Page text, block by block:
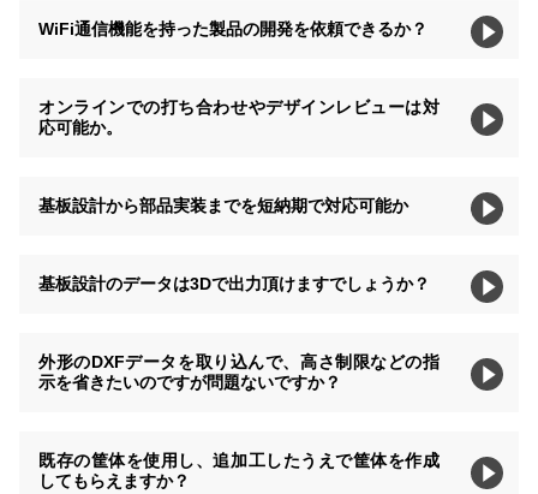
WiFi通信機能を持った製品の開発を依頼できるか？
オンラインでの打ち合わせやデザインレビューは対
応可能か。
基板設計から部品実装までを短納期で対応可能か
基板設計のデータは3Dで出力頂けますでしょうか？
外形のDXFデータを取り込んで、高さ制限などの指
示を省きたいのですが問題ないですか？
既存の筐体を使用し、追加工したうえで筐体を作成
してもらえますか？